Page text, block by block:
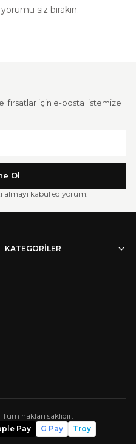
siz bırakın.
fırsatlar için e-posta listemize
Ol
kabul ediyorum.
KATEGORILER
hakları saklıdır.
Pay G Pay Troy